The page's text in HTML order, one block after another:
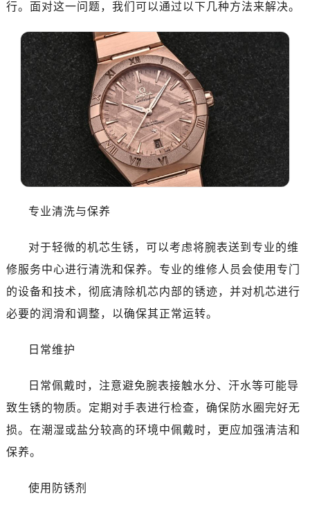
行。面对这一问题，我们可以通过以下几种方法来解决。
专业清洗与保养
对于轻微的机芯生锈，可以考虑将腕表送到专业的维
修服务中心进行清洗和保养。专业的维修人员会使用专门
的设备和技术，彻底清除机芯内部的锈迹，并对机芯进行
必要的润滑和调整，以确保其正常运转。
日常维护
日常佩戴时，注意避免腕表接触水分、汗水等可能导
致生锈的物质。定期对手表进行检查，确保防水圈完好无
损。在潮湿或盐分较高的环境中佩戴时，更应加强清洁和
保养。
使用防锈剂